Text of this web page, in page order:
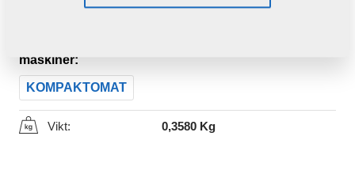
Produktkod: 3001390ND
maskiner:
KOMPAKTOMAT
Vikt: 0,3580 Kg